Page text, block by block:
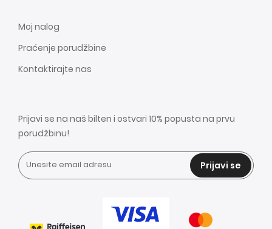
Moj nalog
Praćenje porudžbine
Kontaktirajte nas
Prijavi se na naš bilten i ostvari 10% popusta na prvu
porudžbinu!
Prijavi se